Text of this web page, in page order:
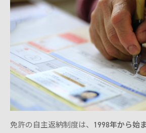
免許の自主返納制度は、 1998年から始